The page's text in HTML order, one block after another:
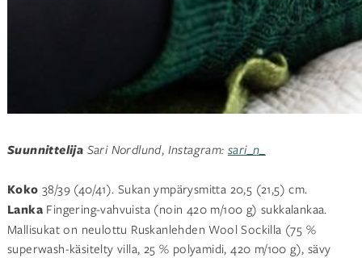
Suunnittelija Sari Nordlund, Instagram: sari_n_
Koko 38/39 (40/41). Sukan ympärysmitta 20,5 (21,5) cm.
LankaFingering-vahvuista (noin 420 m/100 g) sukkalankaa.
Mallisukat on neulottu Ruskanlehden Wool Sockilla (75 %
superwash-käsitelty villa, 25 % polyamidi, 420 m/100 g), sävy